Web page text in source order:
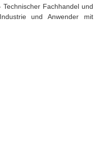
Technischer Fachhandel und
und Anwender mit